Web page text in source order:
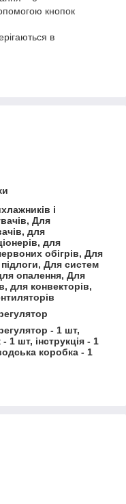
кнопок
в
і
Для
для
для
обігрів, Для
підлоги, Для систем
опалення, Для
для конвекторів,
- 1 шт,
- 1 шт, інструкція - 1
коробка - 1